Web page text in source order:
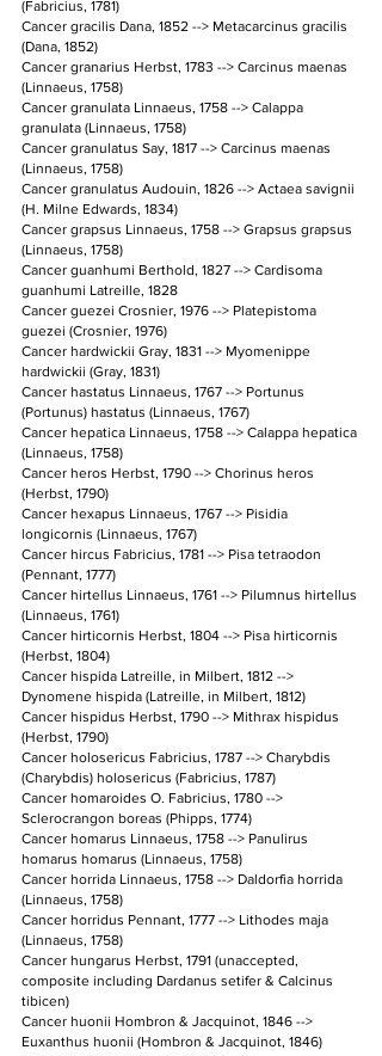
(Fabricius, 1781)
Cancer gracilis Dana, 1852 --> Metacarcinus gracilis
(Dana, 1852)
Cancer granarius Herbst, 1783 --> Carcinus maenas
(Linnaeus, 1758)
Cancer granulata Linnaeus, 1758 --> Calappa
granulata (Linnaeus, 1758)
Cancer granulatus Say, 1817 --> Carcinus maenas
(Linnaeus, 1758)
Cancer granulatus Audouin, 1826 --> Actaea savignii
(H. Milne Edwards, 1834)
Cancer grapsus Linnaeus, 1758 --> Grapsus grapsus
(Linnaeus, 1758)
Cancer guanhumi Berthold, 1827 --> Cardisoma
guanhumi Latreille, 1828
Cancer guezei Crosnier, 1976 --> Platepistoma
guezei (Crosnier, 1976)
Cancer hardwickii Gray, 1831 --> Myomenippe
hardwickii (Gray, 1831)
Cancer hastatus Linnaeus, 1767 --> Portunus
(Portunus) hastatus (Linnaeus, 1767)
Cancer hepatica Linnaeus, 1758 --> Calappa hepatica
(Linnaeus, 1758)
Cancer heros Herbst, 1790 --> Chorinus heros
(Herbst, 1790)
Cancer hexapus Linnaeus, 1767 --> Pisidia
longicornis (Linnaeus, 1767)
Cancer hircus Fabricius, 1781 --> Pisa tetraodon
(Pennant, 1777)
Cancer hirtellus Linnaeus, 1761 --> Pilumnus hirtellus
(Linnaeus, 1761)
Cancer hirticornis Herbst, 1804 --> Pisa hirticornis
(Herbst, 1804)
Cancer hispida Latreille, in Milbert, 1812 -->
Dynomene hispida (Latreille, in Milbert, 1812)
Cancer hispidus Herbst, 1790 --> Mithrax hispidus
(Herbst, 1790)
Cancer holosericus Fabricius, 1787 --> Charybdis
(Charybdis) holosericus (Fabricius, 1787)
Cancer homaroides O. Fabricius, 1780 -->
Sclerocrangon boreas (Phipps, 1774)
Cancer homarus Linnaeus, 1758 --> Panulirus
homarus homarus (Linnaeus, 1758)
Cancer horrida Linnaeus, 1758 --> Daldorfia horrida
(Linnaeus, 1758)
Cancer horridus Pennant, 1777 --> Lithodes maja
(Linnaeus, 1758)
Cancer hungarus Herbst, 1791 (unaccepted,
composite including Dardanus setifer & Calcinus
tibicen)
Cancer huonii Hombron & Jacquinot, 1846 -->
Euxanthus huonii (Hombron & Jacquinot, 1846)